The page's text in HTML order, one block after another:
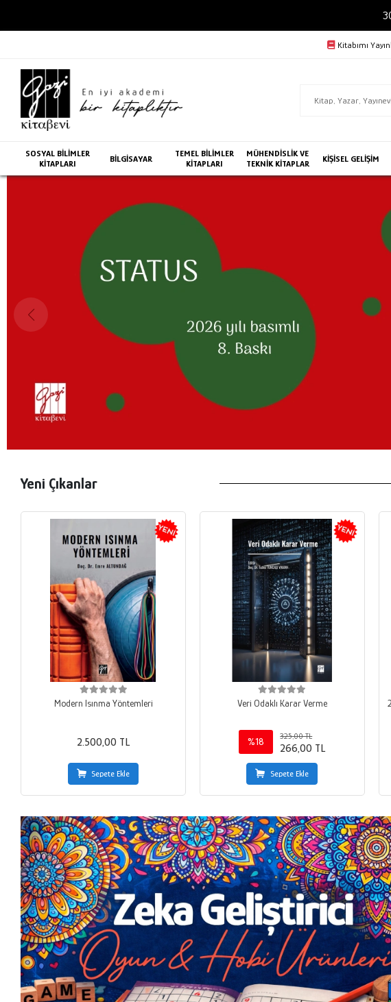
Kitabımı
SOSYAL BİLİMLER
KİTAPLARI
BİLGİSAYAR
TEMEL BİLİMLER
KİTAPLARI
MÜHENDİSLİK VE
TEKNİK KİTAPLAR
KİŞİSEL GELİŞİM
Yeni Çıkanlar
Modern Isınma Yöntemleri
2.500,00 TL
Sepete Ekle
Veri Odaklı Karar Verme
%18
325,00 TL
266,00 TL
Sepete Ekle